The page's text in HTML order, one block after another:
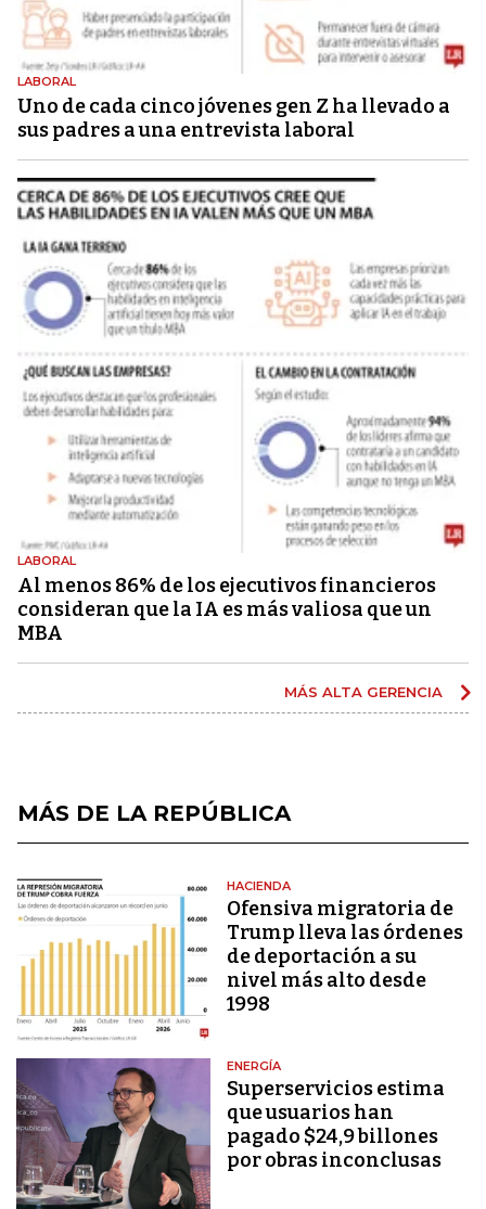
LABORAL
Uno de cada cinco jóvenes gen Z ha llevado a
sus padres a una entrevista laboral
LABORAL
Al menos 86% de los ejecutivos financieros
consideran que la IA es más valiosa que un
MBA
MÁS ALTA GERENCIA
MÁS DE LA REPÚBLICA
HACIENDA
Ofensiva migratoria de
Trump lleva las órdenes
de deportación a su
nivel más alto desde
1998
ENERGÍA
Superservicios estima
que usuarios han
pagado $24,9 billones
por obras inconclusas